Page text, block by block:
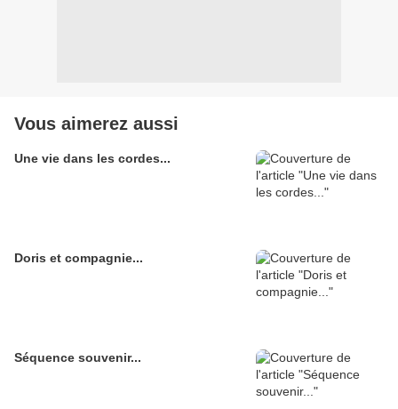
Vous aimerez aussi
Une vie dans les cordes...
Doris et compagnie...
Séquence souvenir...